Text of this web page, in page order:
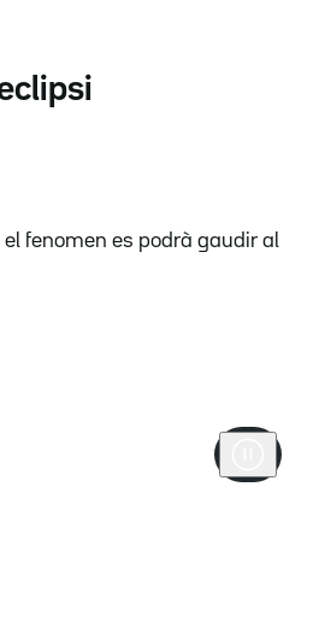
fenomen es podrà gaudir al